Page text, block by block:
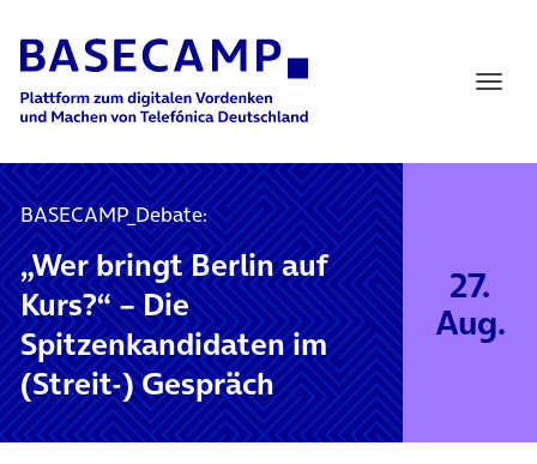
Main Navigation
BASECAMP_Debate:
„Wer bringt Berlin auf
Kurs?“ – Die
Spitzenkandidaten im
(Streit-) Gespräch
27.
Aug.